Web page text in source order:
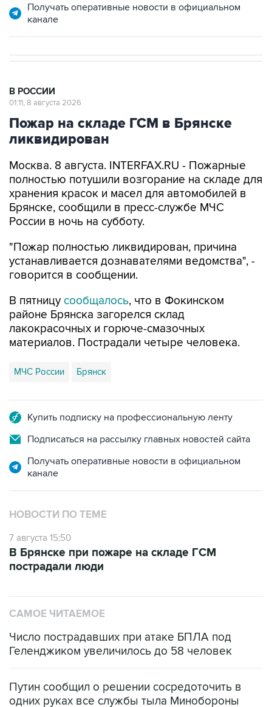
Получать оперативные новости в официальном
канале
В РОССИИ
01:11, 8 августа 2026
Пожар на складе ГСМ в Брянске
ликвидирован
Москва. 8 августа. INTERFAX.RU - Пожарные
полностью потушили возгорание на складе для
хранения красок и масел для автомобилей в
Брянске, сообщили в пресс-службе МЧС
России в ночь на субботу.
"Пожар полностью ликвидирован, причина
устанавливается дознавателями ведомства", -
говорится в сообщении.
В пятницу сообщалось, что в Фокинском
районе Брянска загорелся склад
лакокрасочных и горюче-смазочных
материалов. Пострадали четыре человека.
МЧС России Брянск
Купить подписку на профессиональную ленту
Подписаться на рассылку главных новостей сайта
Получать оперативные новости в официальном
канале
НОВОСТИ ПО ТЕМЕ
7 августа 15:50
В Брянске при пожаре на складе ГСМ
пострадали люди
САМОЕ ЧИТАЕМОЕ
Число пострадавших при атаке БПЛА под
Геленджиком увеличилось до 58 человек
Путин сообщил о решении сосредоточить в
одних руках все службы тыла Минобороны